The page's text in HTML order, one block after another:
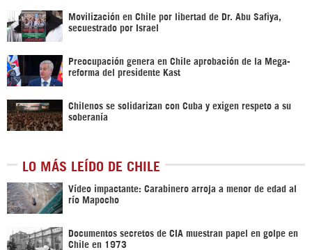
Movilización en Chile por libertad de Dr. Abu Safiya,
secuestrado por Israel
Preocupación genera en Chile aprobación de la Mega-
reforma del presidente Kast
Chilenos se solidarizan con Cuba y exigen respeto a su
soberanía
LO MÁS LEÍDO DE CHILE
Vídeo impactante: Carabinero arroja a menor de edad al
río Mapocho
Documentos secretos de CIA muestran papel en golpe en
Chile en 1973